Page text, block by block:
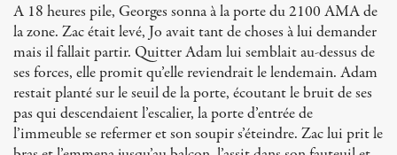
A 18 heures pile, Georges sonna à la porte du 2100 AMA de
la zone. Zac était levé, Jo avait tant de choses à lui demander
mais il fallait partir. Quitter Adam lui semblait au-dessus de
ses forces, elle promit qu’elle reviendrait le lendemain. Adam
restait planté sur le seuil de la porte, écoutant le bruit de ses
pas qui descendaient l’escalier, la porte d’entrée de
l’immeuble se refermer et son soupir s’éteindre. Zac lui prit le